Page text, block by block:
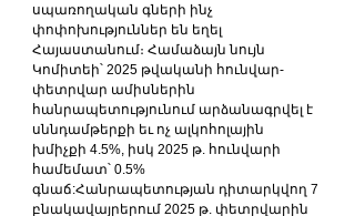
սպառողական գների ինչ
փոփոխություններ են եղել
Հայաստանում։ Համաձայն նույն
Կոմիտեի՝ 2025 թվականի հունվար-
փետրվար ամիսներին
հանրապետությունում արձանագրվել է
սննդամթերքի եւ ոչ ալկոհոլային
խմիչքի 4.5%, իսկ 2025 թ. հունվարի
համեմատ՝ 0.5%
գնաճ:Հանրապետության դիտարկվող 7
բնակավայրերում 2025 թ. փետրվարին